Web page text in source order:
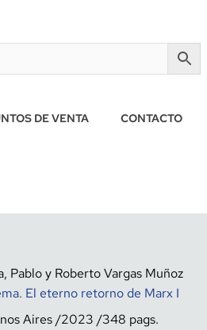
DE VENTA CONTACTO
Pablo y Roberto Vargas Muñoz
El eterno retorno de Marx I
Aires 2023 348